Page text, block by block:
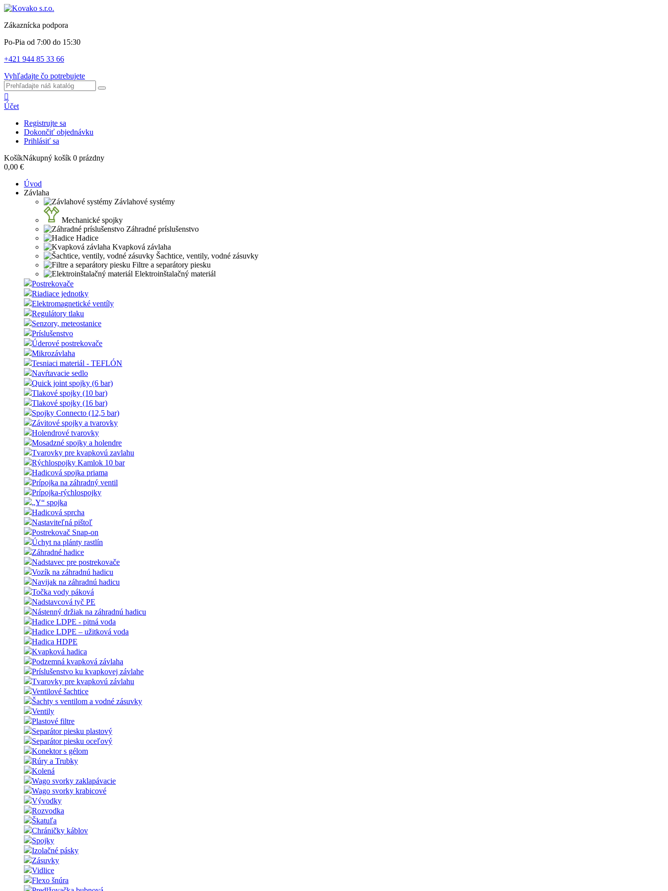
Zákaznícka podpora
Po-Pia od 7:00 do 15:30
+421 944 85 33 66
Vyhľadajte čo potrebujete
Účet
Registrujte sa
Dokončiť objednávku
Prihlásiť sa
KošíkNákupný košík 0 prázdny
0,00 €
Úvod
Závlaha
Závlahové systémy
Mechanické spojky
Záhradné príslušenstvo
Hadice
Kvapková závlaha
Šachtice, ventily, vodné zásuvky
Filtre a separátory piesku
Elektroinštalačný materiál
Postrekovače
Riadiace jednotky
Elektromagnetické ventíly
Regulátory tlaku
Senzory, meteostanice
Príslušenstvo
Úderové postrekovače
Mikrozávlaha
Tesniaci materiál - TEFLÓN
Navŕtavacie sedlo
Quick joint spojky (6 bar)
Tlakové spojky (10 bar)
Tlakové spojky (16 bar)
Spojky Connecto (12,5 bar)
Závitové spojky a tvarovky
Holendrové tvarovky
Mosadzné spojky a holendre
Tvarovky pre kvapkovú zavlahu
Rýchlospojky Kamlok 10 bar
Hadicová spojka priama
Prípojka na záhradný ventil
Prípojka-rýchlospojky
„Y“ spojka
Hadicová sprcha
Nastaviteľná pištoľ
Postrekovač Snap-on
Úchyt na plánty rastlín
Záhradné hadice
Nadstavec pre postrekovače
Vozík na záhradnú hadicu
Navijak na záhradnú hadicu
Točka vody páková
Nadstavcová tyč PE
Nástenný držiak na záhradnú hadicu
Hadice LDPE - pitná voda
Hadice LDPE – užitková voda
Hadica HDPE
Kvapková hadica
Podzemná kvapková závlaha
Príslušenstvo ku kvapkovej závlahe
Tvarovky pre kvapkovú závlahu
Ventilové šachtice
Šachty s ventilom a vodné zásuvky
Ventily
Plastové filtre
Separátor piesku plastový
Separátor piesku oceľový
Konektor s gélom
Rúry a Trubky
Kolená
Wago svorky zaklapávacie
Wago svorky krabicové
Vývodky
Rozvodka
Škatuľa
Chráničky káblov
Spojky
Izolačné pásky
Zásuvky
Vidlice
Flexo šnúra